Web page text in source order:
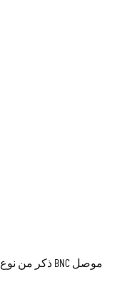
موصل BNC ذكر من نوع المشبك، متوافق مع الكابل المحوري RG217